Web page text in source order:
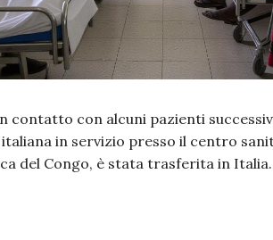
contatto con alcuni pazienti
italiana in servizio presso il centro
del Congo, è stata trasferita in Italia.